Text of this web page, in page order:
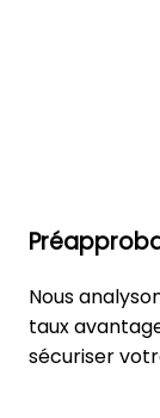
Nous
taux
sécuriser